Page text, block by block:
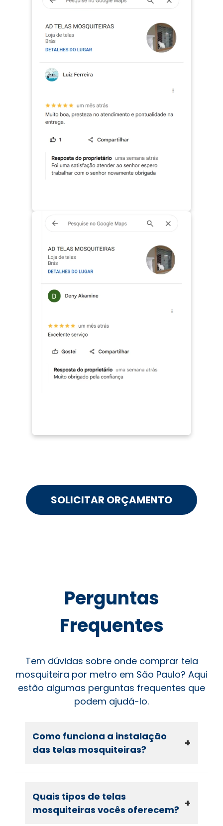
SOLICITAR ORÇAMENTO
Perguntas
Frequentes
Tem dúvidas sobre onde comprar tela
mosquiteira por metro em São Paulo? Aqui
estão algumas perguntas frequentes que
podem ajudá-lo.
Como funciona a instalação
das telas mosquiteiras?
+
Quais tipos de telas
mosquiteiras vocês oferecem? +